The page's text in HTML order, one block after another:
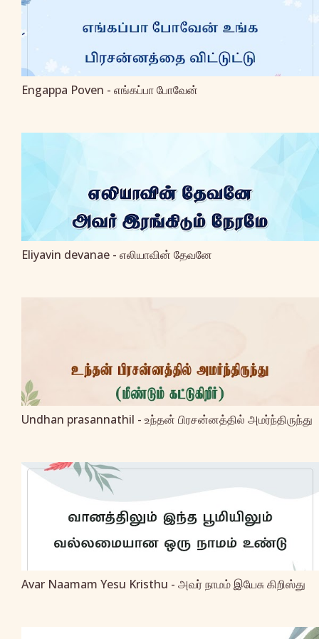
Engappa Poven - எங்கப்பா போவேன்
Eliyavin devanae - எலியாவின் தேவனே
Undhan prasannathil - உந்தன் பிரசன்னத்தில் அமர்ந்திருந்து
Avar Naamam Yesu Kristhu - அவர் நாமம் இயேசு கிறிஸ்து